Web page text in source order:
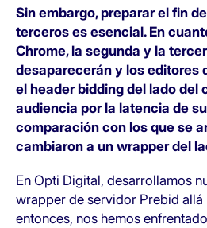
Sin embargo, preparar el fin
terceros es esencial. En
Chrome, la segunda y la
desaparecerán y los editores
el header bidding del lado del
audiencia por la latencia de
comparación con los que se
cambiaron a un wrapper del
En Opti Digital, desarrollamos
wrapper de servidor Prebid allá
entonces, nos hemos